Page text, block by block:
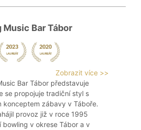
Music Bar Tábor
Zobrazit více >>
Bar Tábor představuje
se propojuje tradiční styl s
konceptem zábavy v Táboře.
provoz již v roce 1995
bowling v okrese Tábor a v